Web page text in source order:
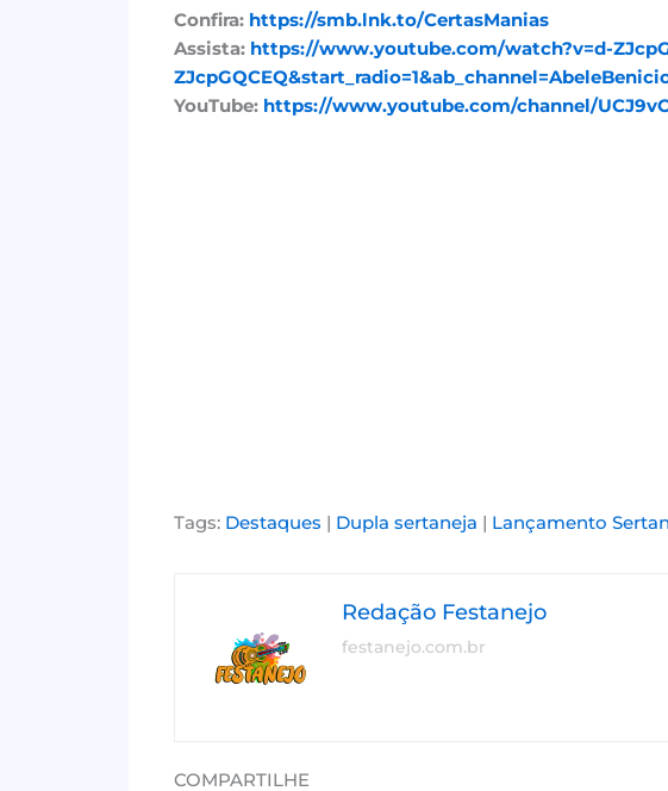
Confira: https://smb.lnk.to/CertasManias
Assista: https://www.youtube.com/watch?v=d-
YouTube: https://www.youtube.com/channel/
Tags: Destaques | Dupla sertaneja | Lançamento
Redação Festanejo
festanejo.com.br
COMPARTILHE